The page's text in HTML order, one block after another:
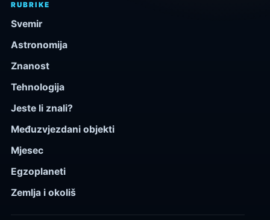
RUBRIKE
Svemir
Astronomija
Znanost
Tehnologija
Jeste li znali?
Međuzvjezdani objekti
Mjesec
Egzoplaneti
Zemlja i okoliš